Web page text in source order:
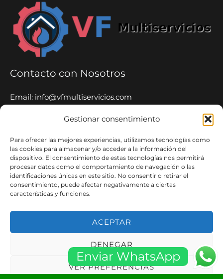
Gestionar consentimiento
Para ofrecer las mejores experiencias, utilizamos tecnologías como
las cookies para almacenar y/o acceder a la información del
dispositivo. El consentimiento de estas tecnologías nos permitirá
procesar datos como el comportamiento de navegación o las
identificaciones únicas en este sitio. No consentir o retirar el
consentimiento, puede afectar negativamente a ciertas
características y funciones.
ACEPTAR
DENEGAR
VER PREFERENCIAS
Contacto con Nosotros
Email: info@vfmultiservicios.com
Whatsapp: 653 65 52 06
VF Multiservicios
Nuestro equipo de expertos está capacitado y
equipado para manejar una amplia gama de servicios
24 Horas 365 Días.
Copyright © 2026 VFMultiservicios.com ·Aviso Legal·Política
de Privacidad · Blog·Sitemap
Enviar WhatsApp